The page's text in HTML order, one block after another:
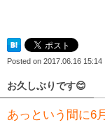
Posted on 2017.06.16 15:14
お久しぶりです😊
あっという間に6